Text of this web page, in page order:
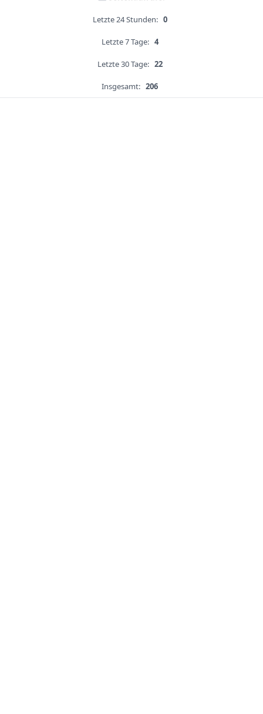
Letzte 24 Stunden: 0
Letzte 7 Tage: 4
Letzte 30 Tage: 22
Insgesamt: 206